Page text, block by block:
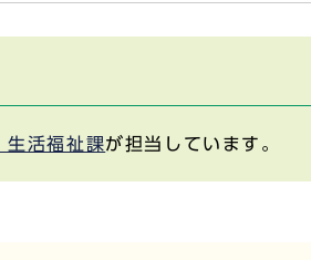
活福祉課が担当しています。